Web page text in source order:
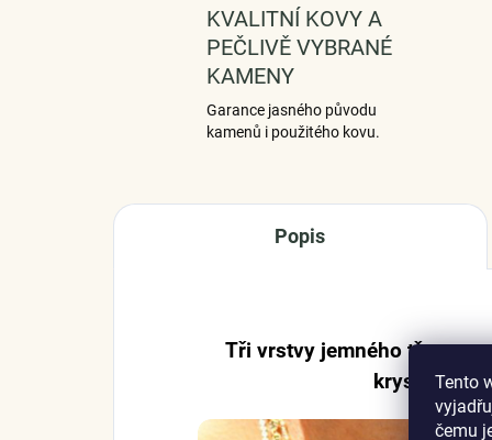
Tento
čemu
KVALITNÍ KOVY A
PEČLIVĚ VYBRANÉ
KAMENY
Garance jasného původu
kamenů i použitého kovu.
Popis
Tři vrstvy jemného třpytu –
krystalky v